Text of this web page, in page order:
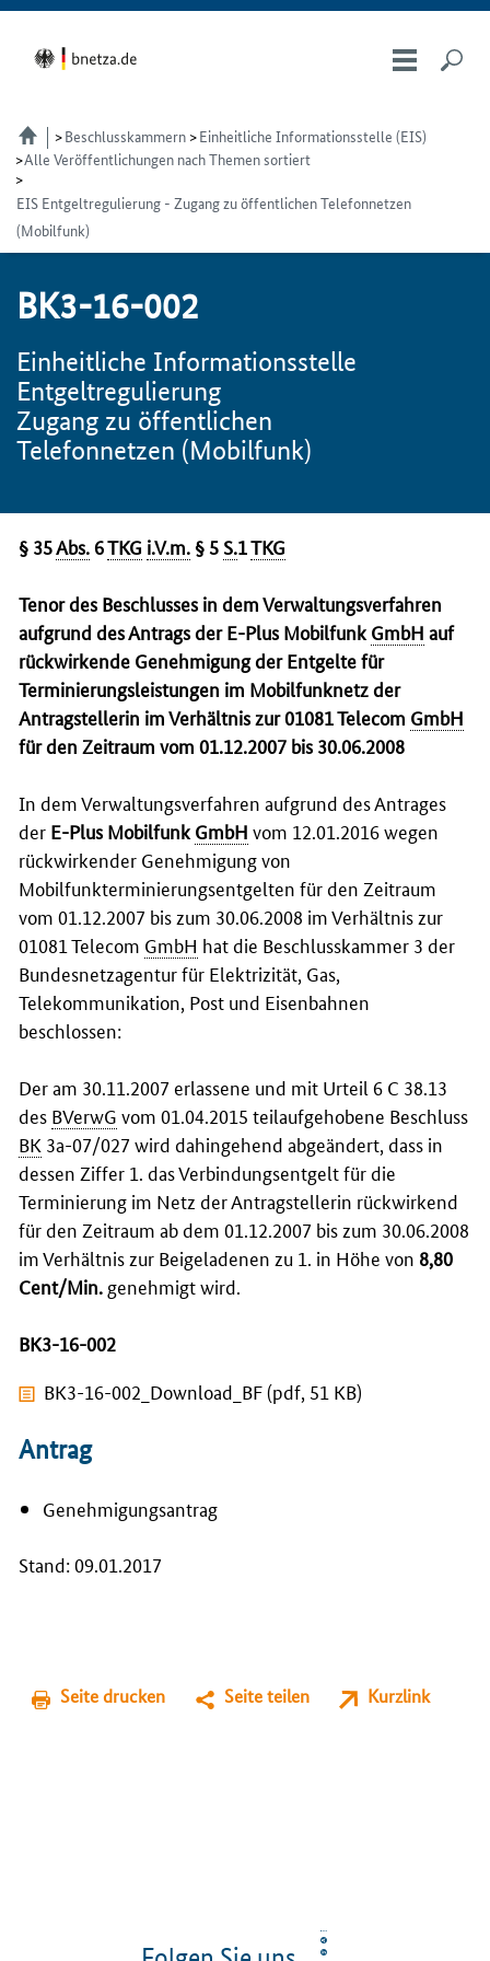
Beschlusskammern
Einheitliche Informationsstelle (EIS)
Alle Veröffentlichungen nach Themen sortiert
EIS Entgeltregulierung - Zugang zu öffentlichen Telefonnetzen
(Mobilfunk)
BK3-16-002
Einheitliche Informationsstelle
Entgeltregulierung
Zugang zu öffentlichen
Telefonnetzen (Mobilfunk)
§ 35Abs.6TKG i.V.m.§ 5 S.1 TKG
Tenor des Beschlusses in dem Verwaltungsverfahren
aufgrund des Antrags der E-Plus Mobilfunk GmbH auf
rückwirkende Genehmigung der Entgelte für
Terminierungsleistungen im Mobilfunknetz der
Antragstellerin im Verhältnis zur 01081 Telecom GmbH
für den Zeitraum vom 01.12.2007 bis 30.06.2008
In dem Verwaltungsverfahren aufgrund des Antrages
der E-Plus Mobilfunk GmbH vom 12.01.2016 wegen
rückwirkender Genehmigung von
Mobilfunkterminierungsentgelten für den Zeitraum
vom 01.12.2007 bis zum 30.06.2008 im Verhältnis zur
01081 Telecom GmbH hat die Beschlusskammer 3 der
Bundesnetzagentur für Elektrizität, Gas,
Telekommunikation, Post und Eisenbahnen
beschlossen:
Der am 30.11.2007 erlassene und mit Urteil 6 C 38.13
des BVerwG vom 01.04.2015 teilaufgehobene Beschluss
BK 3a-07/027 wird dahingehend abgeändert, dass in
dessen Ziffer 1. das Verbindungsentgelt für die
Terminierung im Netz der Antragstellerin rückwirkend
für den Zeitraum ab dem 01.12.2007 bis zum 30.06.2008
im Verhältnis zur Beigeladenen zu 1. in Höhe von 8,80
Cent/Min. genehmigt wird.
BK3-16-002
BK3-16-002_Download_BF (pdf, 51 KB)
Antrag
Genehmigungsantrag
Stand: 09.01.2017
Seite drucken Seite teilen Kurzlink